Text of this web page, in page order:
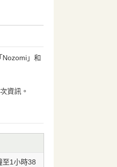
Nozomi」和
資訊。
至1小時38